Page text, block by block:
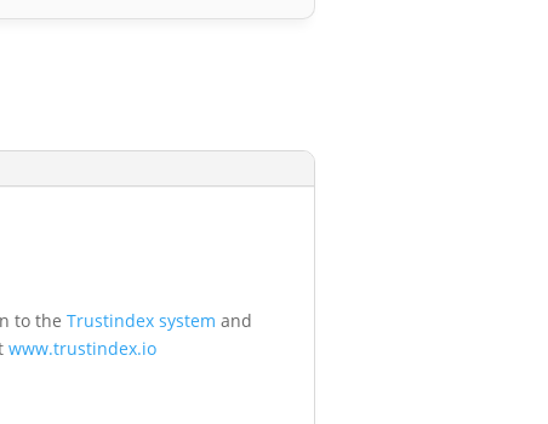
to the Trustindex system and
www.trustindex.io